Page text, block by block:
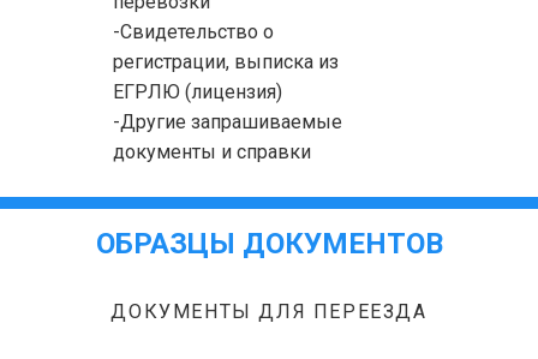
-Свидетельство о
регистрации, выписка из
ЕГРЛЮ (лицензия)
-Другие запрашиваемые
документы и справки
ОБРАЗЦЫ ДОКУМЕНТОВ
ДОКУМЕНТЫ ДЛЯ ПЕРЕЕЗДА